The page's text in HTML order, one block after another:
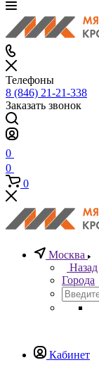
Телефоны
8 (846) 21-21-338
Заказать звонок
0
0
0
Москва
Назад
Города
Кабинет